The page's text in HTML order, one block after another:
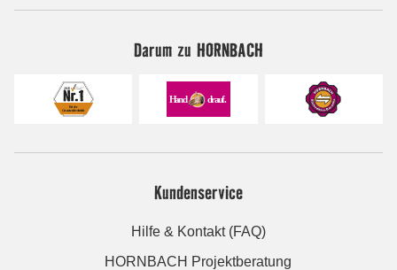
Darum zu HORNBACH
Kundenservice
Hilfe & Kontakt (FAQ)
HORNBACH Projektberatung